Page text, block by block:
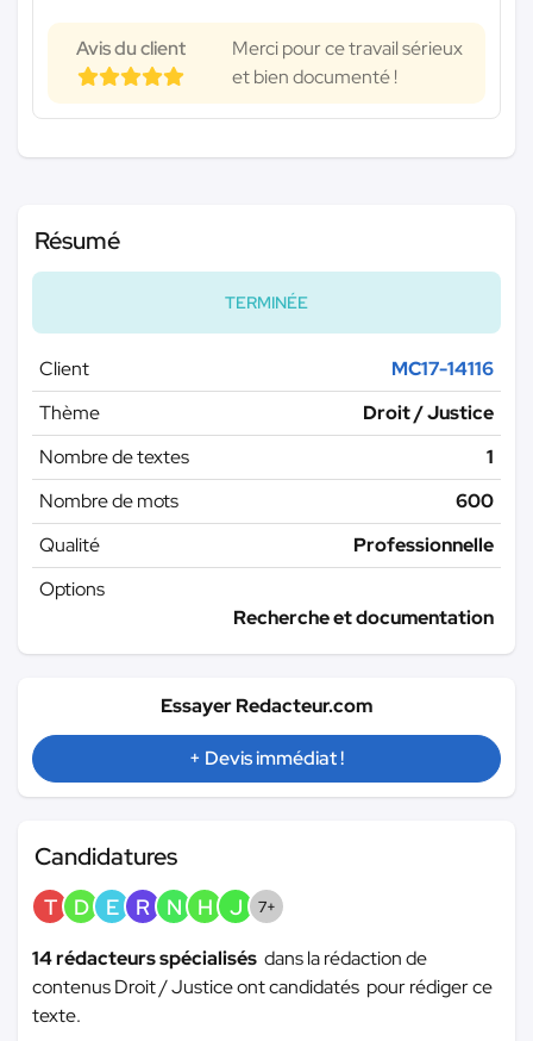
Avis du client
Merci pour ce travail sérieux
et bien documenté !
Résumé
TERMINÉE
Client
MC17-14116
Thème
Droit / Justice
Nombre de textes
1
Nombre de mots
600
Qualité
Professionnelle
Options
Recherche et documentation
Essayer Redacteur.com
+ Devis immédiat !
Candidatures
T D E R N H J 7+
14 rédacteurs spécialisés dans la rédaction de
contenus Droit / Justice ont candidatés pour rédiger ce
texte.